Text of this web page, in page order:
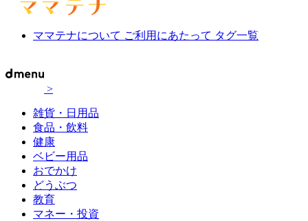
ママテナについて ご利用にあたって タグ一覧
>
雑貨・日用品
食品・飲料
健康
ベビー用品
おでかけ
どうぶつ
教育
マネー・投資